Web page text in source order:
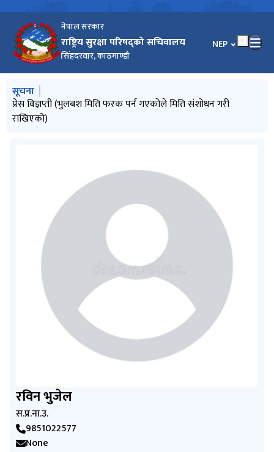
नेपाल सरकार
राष्ट्रिय सुरक्षा परिषद्को सचिवालय
सिंहदरवार, काठमाण्डौ
भाषा चयन गर्नुहोस्
NEP
मुख्य नेभिगेसनमा जानुहोस्
सूचना
प्रेस विज्ञप्ती
प्रेस विज्ञप्ती (भुलबश मिति फरक पर्न गएकोले मिति संशोधन गरी
राखिएको)
प्रेस विज्ञप्ती
प्रेस विज्ञप्ति
रविन भुजेल
स.प्र.ना.उ.
9851022577
None